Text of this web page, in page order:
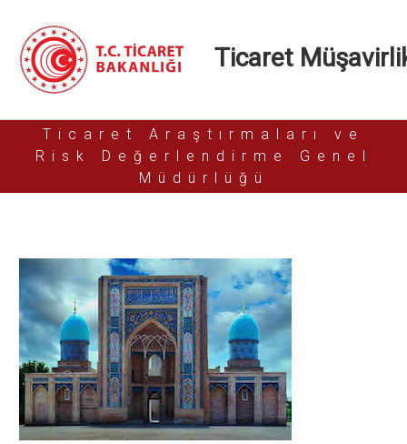
Ticaret
Ticaret Araştırmaları ve
Risk Değerlendirme Genel
Müdürlüğü